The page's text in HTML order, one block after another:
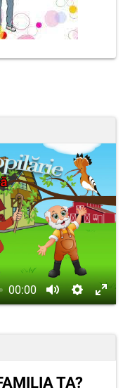
00:00
TA?